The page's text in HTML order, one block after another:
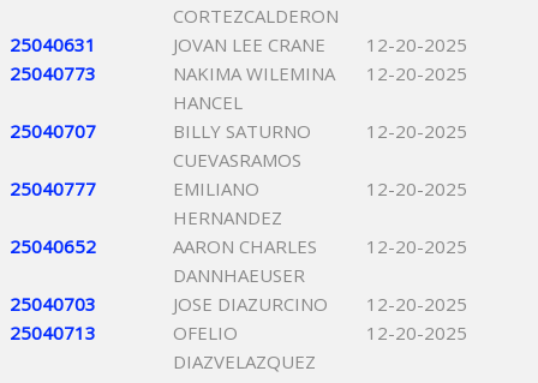
CORTEZCALDERON
25040631 JOVAN LEE CRANE
12-20-2025
25040773
NAKIMA WILEMINA
HANCEL
12-20-2025
25040707
BILLY SATURNO
CUEVASRAMOS
12-20-2025
25040777
EMILIANO
HERNANDEZ
12-20-2025
25040652
AARON CHARLES
DANNHAEUSER
12-20-2025
25040703 JOSE DIAZURCINO
12-20-2025
25040713
OFELIO
DIAZVELAZQUEZ
12-20-2025